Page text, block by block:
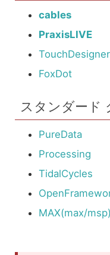
cables
PraxisLIVE
TouchDesigner
FoxDot
スタンダード
PureData
Processing
TidalCycles
MAX(max/msp)